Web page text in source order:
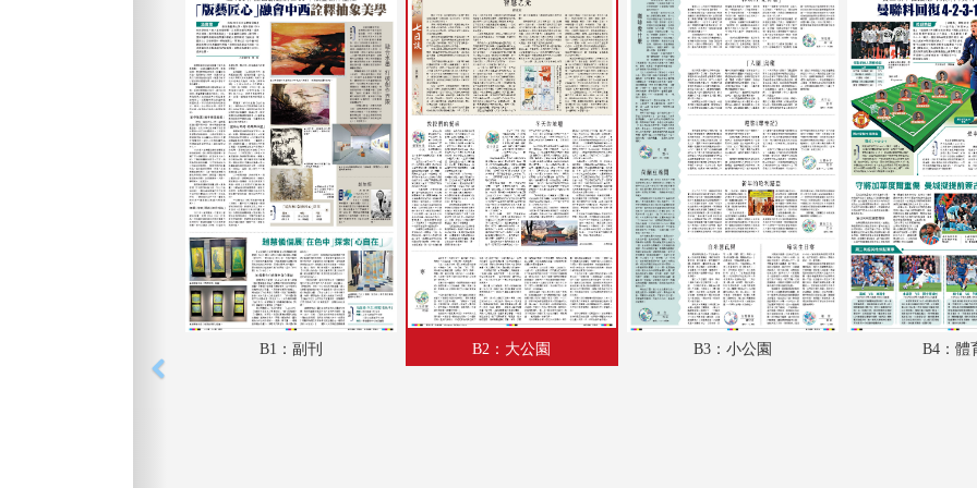
A18：體育
A19：國際
A20：國際
B1：副刊
B2：大公園
B3：小公園
B4：體育
B1：副刊 B2：大公園 B3：小公園 B4：體